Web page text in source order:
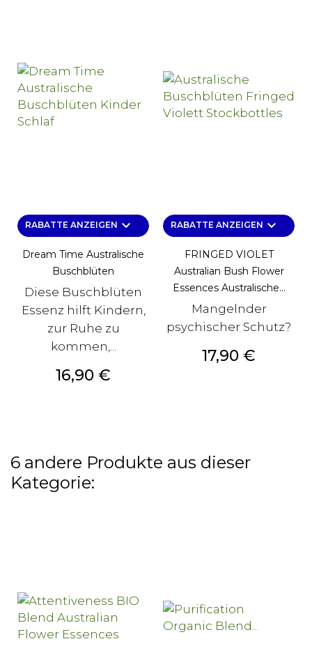
RABATTE ANZEIGEN keyboard_arrow_down
Dream Time Australische
Buschblüten
Diese Buschblüten
Essenz hilft Kindern,
zur Ruhe zu
kommen,...
Preis
16,90 €
RABATTE ANZEIGEN keyboard_arrow_down
FRINGED VIOLET
Australian Bush Flower
Essences Australische...
Mangelnder
psychischer Schutz?
Preis
17,90 €
6 andere Produkte aus dieser
Kategorie: